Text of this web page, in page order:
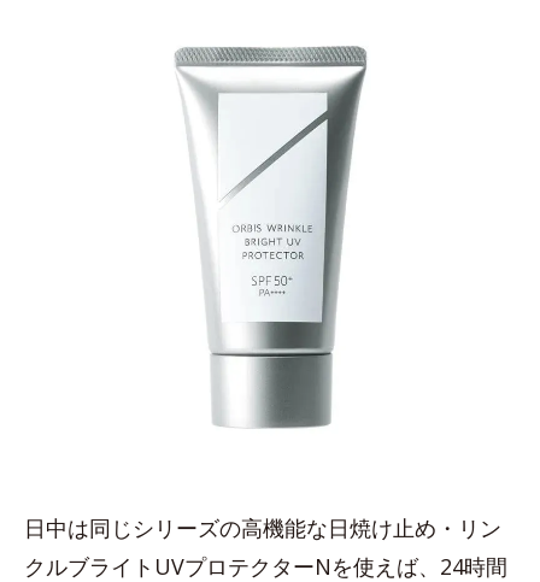
日中は同じシリーズの高機能な日焼け止め・リン
クルブライトUVプロテクターNを使えば、24時間